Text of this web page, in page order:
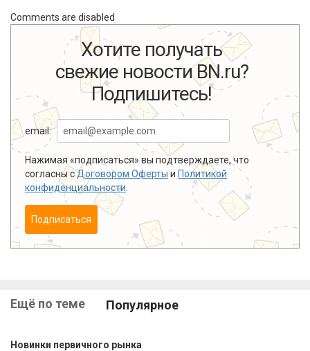
Comments are disabled
Хотите получать
свежие новости BN.ru?
Подпишитесь!
email:
Нажимая «подписаться» вы подтверждаете, что
согласны сДоговором Оферты и Политикой
конфиденциальности
Подписаться
Ещё по теме Популярное
Новинки первичного рынка